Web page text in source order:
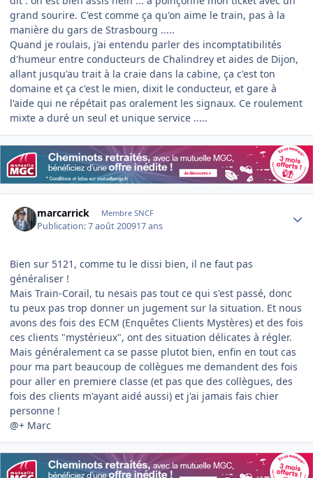
grand sourire. C'est comme ça qu'on aime le train, pas à la
manière du gars de Strasbourg .....
Quand je roulais, j'ai entendu parler des incomptatibilités
d'humeur entre conducteurs de Chalindrey et aides de Dijon,
allant jusqu'au trait à la craie dans la cabine, ça c'est ton
domaine et ça c'est le mien, dixit le conducteur, et gare à
l'aide qui ne répétait pas oralement les signaux. Ce roulement
mixte a duré un seul et unique service .....
marcarrick Membre SNCF
Publication:7 août 200917 ans
Bien sur 5121, comme tu le dissi bien, il ne faut pas
généraliser !
Mais Train-Corail, tu nesais pas tout ce qui s'est passé, donc
tu peux pas trop donner un jugement sur la situation. Et nous
avons des fois des ECM (Enquêtes Clients Mystères) et des fois
ces clients "mystérieux", ont des situation délicates à régler.
Mais généralement ca se passe plutot bien, enfin en tout cas
pour ma part beaucoup de collègues me demandent des fois
pour aller en premiere classe (et pas que des collègues, des
fois des clients m'ayant aidé aussi) et j'ai jamais fais chier
personne !
@+ Marc